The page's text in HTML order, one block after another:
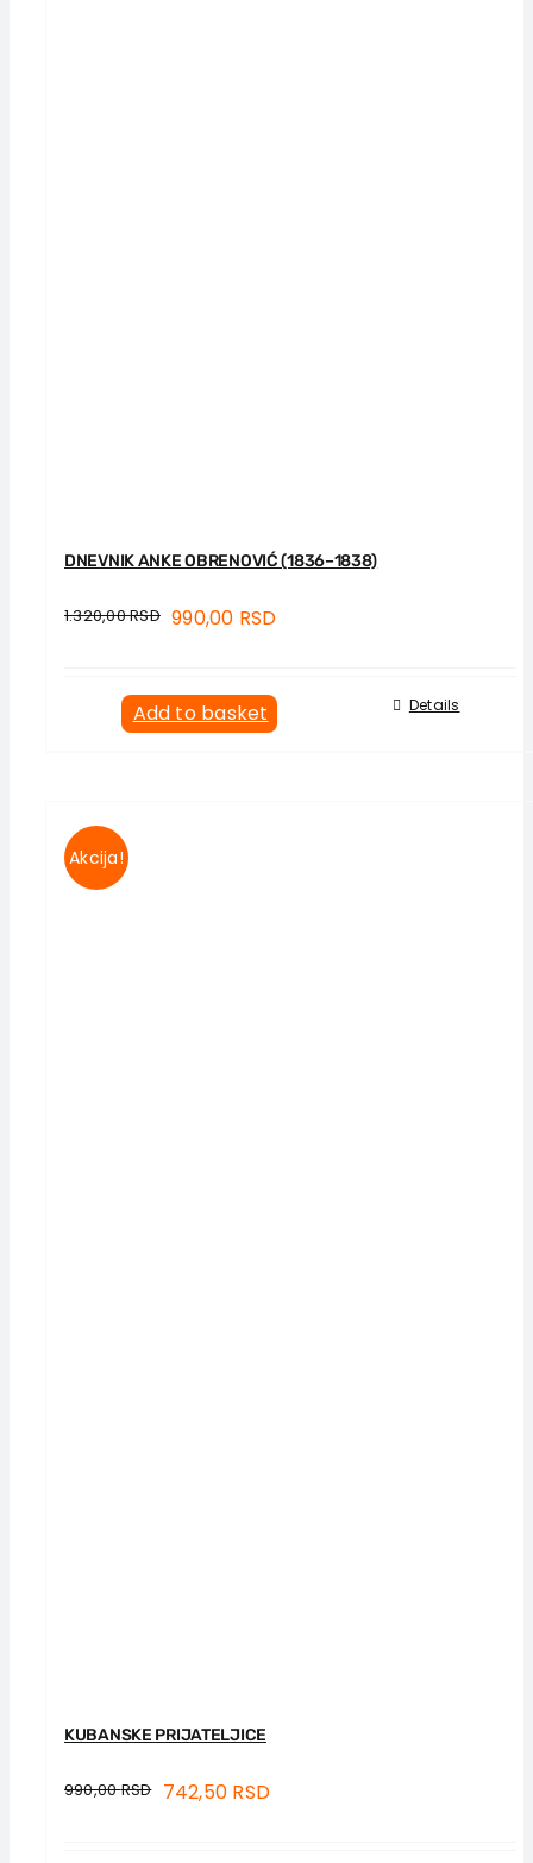
DNEVNIK ANKE OBRENOVIĆ (1836–1838)
1.320,00RSD 990,00 RSD
Add to basket Details
Akcija!
KUBANSKE PRIJATELJICE
990,00RSD 742,50 RSD